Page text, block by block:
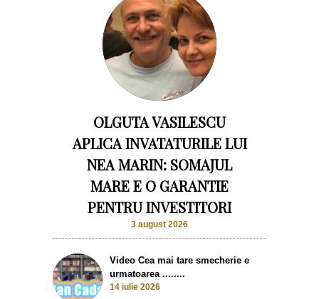
OLGUTA VASILESCU
APLICA INVATATURILE LUI
NEA MARIN: SOMAJUL
MARE E O GARANTIE
PENTRU INVESTITORI
3 august 2026
Video Cea mai tare smecherie e
urmatoarea ........
14 iulie 2026